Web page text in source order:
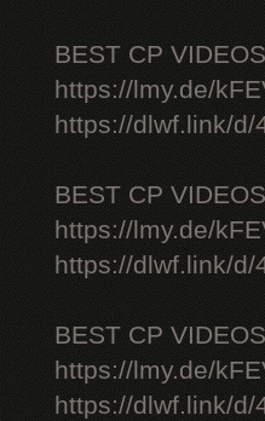
BEST CP
https://lmy.de/
https://dlwf.link/d/
BEST CP
https://lmy.de/
https://dlwf.link/d/
BEST CP
https://lmy.de/
https://dlwf.link/d/